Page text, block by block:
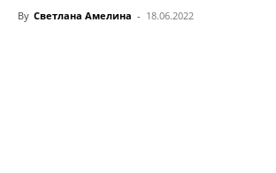
By Светлана Амелина - 18.06.2022